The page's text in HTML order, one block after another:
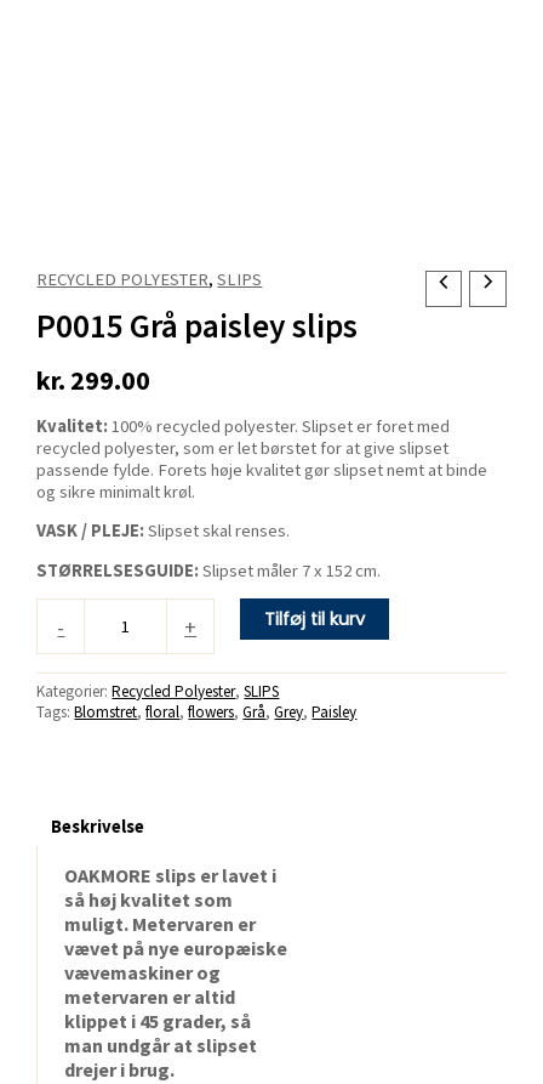
RECYCLED POLYESTER,SLIPS
P0015 Grå paisley slips
kr. 299.00
Kvalitet: 100% recycled polyester. Slipset er foret med
recycled polyester, som er let børstet for at give slipset
passende fylde. Forets høje kvalitet gør slipset nemt at binde
og sikre minimalt krøl.
VASK / PLEJE: Slipset skal renses.
STØRRELSESGUIDE: Slipset måler 7 x 152 cm.
-
P0015
paisley
antal
+ Tilføj til kurv
Kategorier:Recycled Polyester,SLIPS
Tags:Blomstret,floral,flowers,Grå,Grey,Paisley
Beskrivelse
OAKMORE slips er lavet i
så høj kvalitet som
muligt. Metervaren er
vævet på nye europæiske
vævemaskiner og
metervaren er altid
klippet i 45 grader, så
man undgår at slipset
drejer i brug.